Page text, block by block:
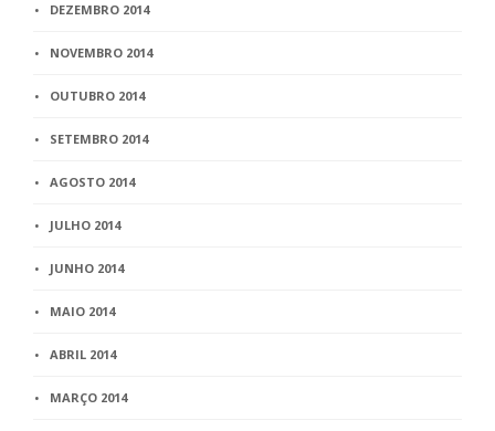
DEZEMBRO 2014
NOVEMBRO 2014
OUTUBRO 2014
SETEMBRO 2014
AGOSTO 2014
JULHO 2014
JUNHO 2014
MAIO 2014
ABRIL 2014
MARÇO 2014